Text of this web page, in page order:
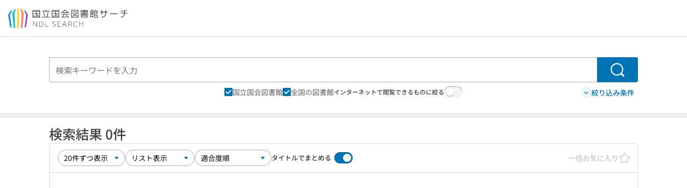
本文へ移動
検索
国立国会図書館 全国の図書館インターネットで閲覧できるものに絞る 絞り込み条件
検索結果 0件
タイトルでまとめる 一括お気に入り